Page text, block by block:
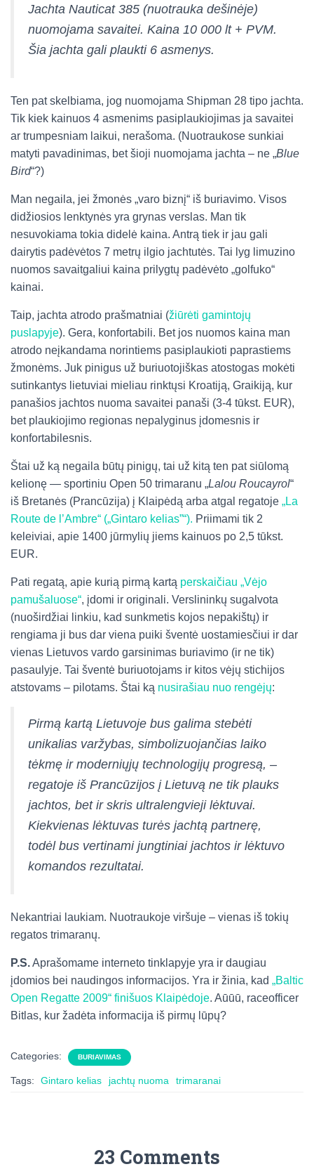
Jachta Nauticat 385 (nuotrauka dešinėje)
nuomojama savaitei. Kaina 10 000 lt + PVM.
Šia jachta gali plaukti 6 asmenys.
Ten pat skelbiama, jog nuomojama Shipman 28 tipo jachta.
Tik kiek kainuos 4 asmenims pasiplaukiojimas ja savaitei
ar trumpesniam laikui, nerašoma. (Nuotraukose sunkiai
matyti pavadinimas, bet šioji nuomojama jachta – ne „Blue
Bird“?)
Man negaila, jei žmonės „varo biznį“ iš buriavimo. Visos
didžiosios lenktynės yra grynas verslas. Man tik
nesuvokiama tokia didelė kaina. Antrą tiek ir jau gali
dairytis padėvėtos 7 metrų ilgio jachtutės. Tai lyg limuzino
nuomos savaitgaliui kaina prilygtų padėvėto „golfuko“
kainai.
Taip, jachta atrodo prašmatniai (žiūrėti gamintojų
puslapyje). Gera, konfortabili. Bet jos nuomos kaina man
atrodo neįkandama norintiems pasiplaukioti paprastiems
žmonėms. Juk pinigus už buriuotojiškas atostogas mokėti
sutinkantys lietuviai mieliau rinktųsi Kroatiją, Graikiją, kur
panašios jachtos nuoma savaitei panaši (3-4 tūkst. EUR),
bet plaukiojimo regionas nepalyginus įdomesnis ir
konfortabilesnis.
Štai už ką negaila būtų pinigų, tai už kitą ten pat siūlomą
kelionę — sportiniu Open 50 trimaranu „Lalou Roucayrol“
iš Bretanės (Prancūzija) į Klaipėdą arba atgal regatoje „La
Route de l’Ambre“ („Gintaro kelias”“). Priimami tik 2
keleiviai, apie 1400 jūrmylių jiems kainuos po 2,5 tūkst.
EUR.
Pati regatą, apie kurią pirmą kartą perskaičiau „Vėjo
pamušaluose“, įdomi ir originali. Verslininkų sugalvota
(nuoširdžiai linkiu, kad sunkmetis kojos nepakištų) ir
rengiama ji bus dar viena puiki šventė uostamiesčiui ir dar
vienas Lietuvos vardo garsinimas buriavimo (ir ne tik)
pasaulyje. Tai šventė buriuotojams ir kitos vėjų stichijos
atstovams – pilotams. Štai ką nusirašiau nuo rengėjų:
Pirmą kartą Lietuvoje bus galima stebėti
unikalias varžybas, simbolizuojančias laiko
tėkmę ir moderniųjų technologijų progresą, –
regatoje iš Prancūzijos į Lietuvą ne tik plauks
jachtos, bet ir skris ultralengvieji lėktuvai.
Kiekvienas lėktuvas turės jachtą partnerę,
todėl bus vertinami jungtiniai jachtos ir lėktuvo
komandos rezultatai.
Nekantriai laukiam. Nuotraukoje viršuje – vienas iš tokių
regatos trimaranų.
P.S.Aprašomame interneto tinklapyje yra ir daugiau
įdomios bei naudingos informacijos. Yra ir žinia, kad „Baltic
Open Regatte 2009“ finišuos Klaipėdoje. Aūūū, raceofficer
Bitlas, kur žadėta informacija iš pirmų lūpų?
Categories: BURIAVIMAS
Tags: Gintaro kelias jachtų nuoma trimaranai
23 Comments